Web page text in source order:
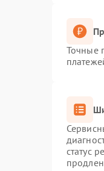
Точные
статус